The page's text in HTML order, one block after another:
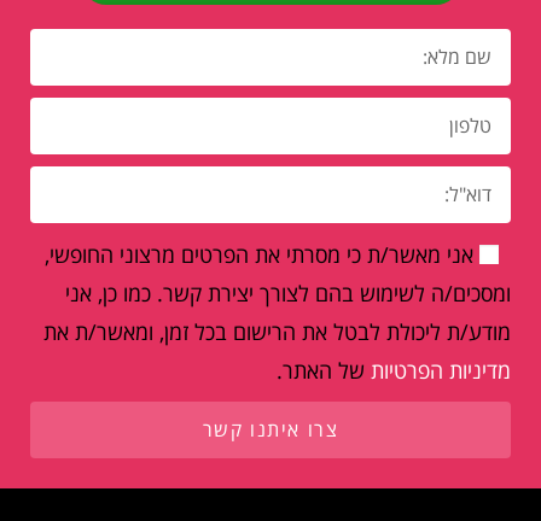
אני מאשר/ת כי מסרתי את הפרטים מרצוני החופשי,
ומסכים/ה לשימוש בהם לצורך יצירת קשר. כמו כן, אני
מודע/ת ליכולת לבטל את הרישום בכל זמן, ומאשר/ת את
מדיניות הפרטיות של האתר.
צרו איתנו קשר